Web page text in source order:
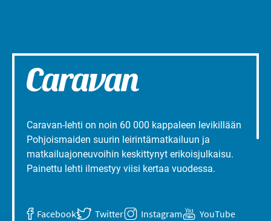
Caravan-lehti on noin 60 000 kappaleen levikillään
Pohjoismaiden suurin leirintämatkailuun ja
matkailuajoneuvoihin keskittynyt erikoisjulkaisu.
Painettu lehti ilmestyy viisi kertaa vuodessa.
Facebook Twitter Instagram YouTube